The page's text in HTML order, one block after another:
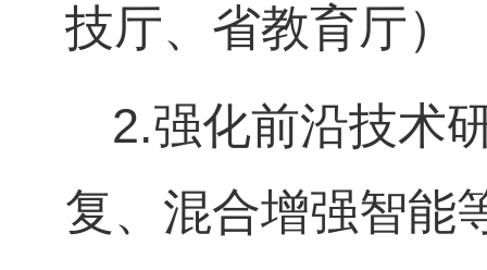
技厅、省教育厅）
2.强化前沿技术
复、混合增强智能